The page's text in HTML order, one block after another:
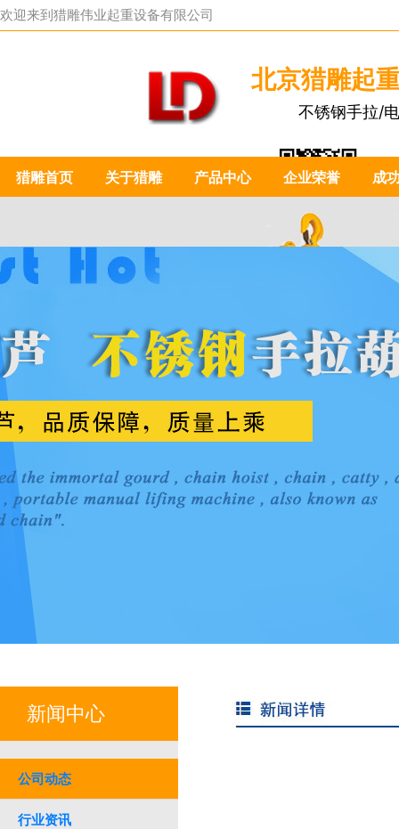
欢迎来到猎雕伟业起重设备有限公司
北京猎雕起
不锈钢手拉/
扫一扫关注我们：
猎雕首页 关于猎雕 产品中心 企业荣誉 成
新闻中心
公司动态
行业资讯